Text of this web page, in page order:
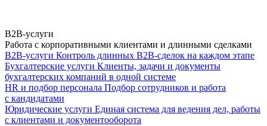
B2B-услуги
Работа с корпоративными клиентами и длинными сделками
B2B-услуги Контроль длинных B2B-сделок на каждом этапе
Бухгалтерские услуги Клиенты, задачи и документы
бухгалтерских компаний в одной системе
HR и подбор персонала Подбор сотрудников и работа
с кандидатами
Юридические услуги Единая система для ведения дел, работы
с клиентами и документооборота